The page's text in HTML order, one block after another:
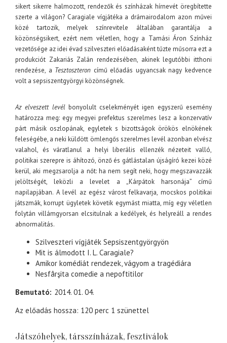
sikert sikerre halmozott, rendezők és színházak hírnevét öregbítette
szerte a világon? Caragiale vígjátéka a drámairodalom azon művei
közé tartozik, melyek színrevitele általában garantálja a
közönségsikert, ezért nem véletlen, hogy a Tamási Áron Színház
vezetősége az idei évad szilveszteri előadásaként tűzte műsorra ezt a
produkciót Zakariás Zalán rendezésében, akinek legutóbbi itthoni
rendezése, a Tesztoszteron című előadás ugyancsak nagy kedvence
volt a sepsiszentgyörgyi közönségnek.
Az elveszett levél bonyolult cselekményét igen egyszerű esemény
határozza meg: egy megyei prefektus szerelmes lesz a konzervatív
párt másik oszlopának, egyletek s bizottságok örökös elnökének
feleségébe, a neki küldött ömlengős szerelmes levél azonban elvész
valahol, és váratlanul a helyi liberális ellenzék nézeteit valló,
politikai szerepre is áhítozó, önző és gátlástalan újságíró kezei közé
kerül, aki megzsarolja a nőt: ha nem segít neki, hogy megszavazzák
jelöltségét, leközli a levelet a „Kárpátok harsonája” című
napilapjában. A levél az egész várost felkavarja, mocskos politikai
játszmák, korrupt ügyletek követik egymást miatta, míg egy véletlen
folytán villámgyorsan elcsitulnak a kedélyek, és helyreáll a rendes
abnormalitás.
Szilveszteri vígjáték Sepsiszentgyörgyön
Mit is álmodott I. L. Caragiale?
Amikor komédiát rendezek, vágyom a tragédiára
Nesfârşita comedie a nepoftitilor
Bemutató 2014. 01. 04.
Az előadás hossza: 120 perc 1 szünettel
Játszóhelyek, társszínházak, fesztiválok